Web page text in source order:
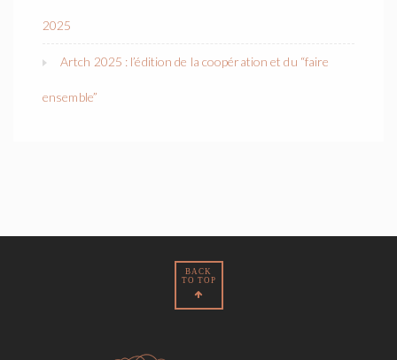
2025
Artch 2025 : l’édition de la coopération et du “faire
ensemble”
BACK
TO TOP